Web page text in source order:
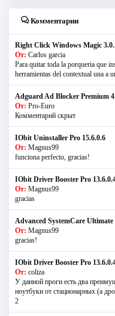
Комментарии
Right Click Windows Magic
От: Carlos garcia
Para quitar toda la porqueria que
herramientas del contextual una a
Adguard Ad Blocker Premium
От: Pro-Euro
Комментарий скрыт
IObit Uninstaller Pro 15.6.0.6
От: Magnus99
funciona perfecto, gracias!
IObit Driver Booster Pro
От: Magnus99
gracias
Advanced SystemCare Ultimate
От: Magnus99
gracias!
IObit Driver Booster Pro
От: coliza
У данной проги есть два
ноутбуки от стационарных (а
2